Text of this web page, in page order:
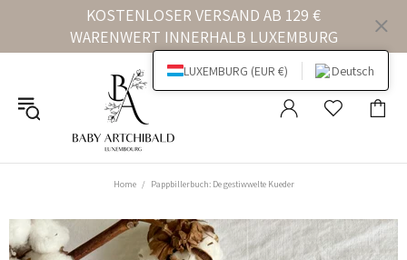
KOSTENLOSER VERSAND AB 129 €
WARENWERT INNERHALB LUXEMBURG
Home Pappbillerbuch: De gestiwwelte Kueder
LUXEMBURG (EUR €) Deutsch